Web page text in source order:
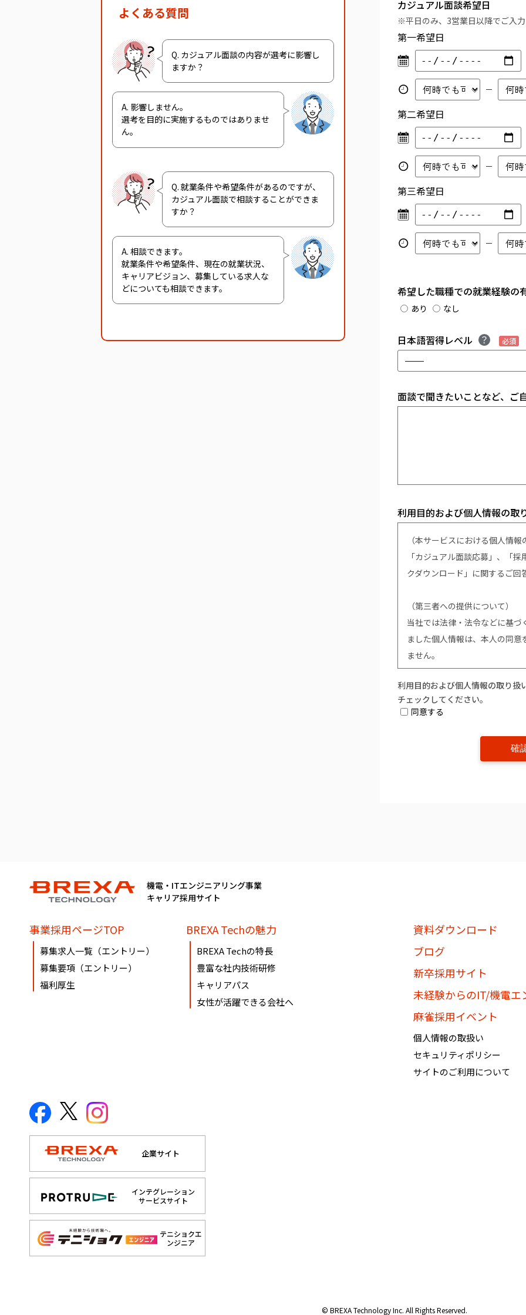
よくある質問
Q. カジュアル面談の内容が選考に影響し
ますか？
A. 影響しません。
選考を目的に実施するものではありませ
ん。
Q. 就業条件や希望条件があるのですが、
カジュアル面談で相談することができま
すか？
A. 相談できます。
就業条件や希望条件、現在の就業状況、
キャリアビジョン、募集している求人な
どについても相談できます。
カジュアル面談希望日
※平日のみ、3営業日以降でご入力
第一希望日
第二希望日
第三希望日
希望した職種での就業経験の
あり なし
日本語習得レベル 必須
面談で聞きたいことなど、ご
利用目的および個人情報の取
（本サービスにおける個人情報
「カジュアル面談応募」、「
クダウンロード」に関するご回
（第三者への提供について）
当社では法律・法令などに基
ました個人情報は、本人の同
ません。
（個人情報提供の任意性につい
個人情報の提供は原則任意です
ご提供ができません。
株式会社BREXA Technology
個人情報マネジメントシステム
個人情報保護管理者：吉野 貴博
利用目的および個人情報の取り扱
チェックしてください。
同意する
機電・ITエンジニアリング事業
キャリア採用サイト
事業採用ページTOP
募集求人一覧（エントリー）
募集要項（エントリー）
福利厚生
BREXA Techの魅力
BREXA Techの特長
豊富な社内技術研修
キャリアパス
女性が活躍できる会社へ
資料ダウンロード
ブログ
新卒採用サイト
未経験からのIT/機電エ
麻雀採用イベント
個人情報の取扱い
セキュリティポリシー
サイトのご利用について
企業サイト
インテグレーション
サービスサイト
テニショクエ
ンジニア
© BREXA Technology Inc. All Rights Reserved.